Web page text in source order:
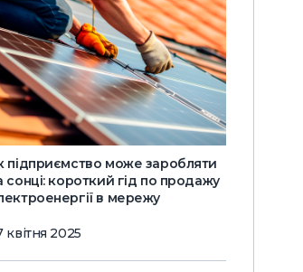
підприємство може заробляти
сонці: короткий гід по продажу
в мережу
квітня 2025